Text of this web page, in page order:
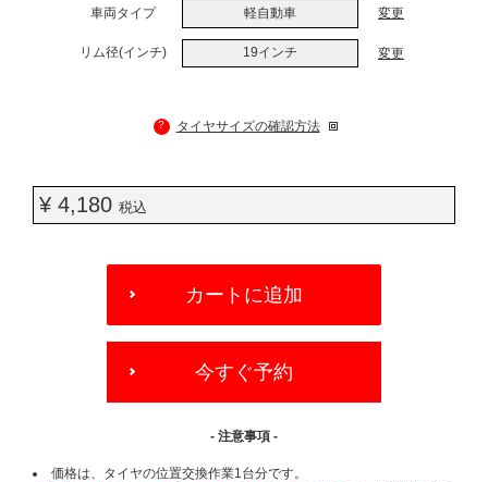
車両タイプ 軽自動車 変更
リム径(インチ) 19インチ 変更
? タイヤサイズの確認方法
¥ 4,180 税込
OPTIONS
カートに追加
今すぐ予約
- 注意事項 -
価格は、タイヤの位置交換作業1台分です。